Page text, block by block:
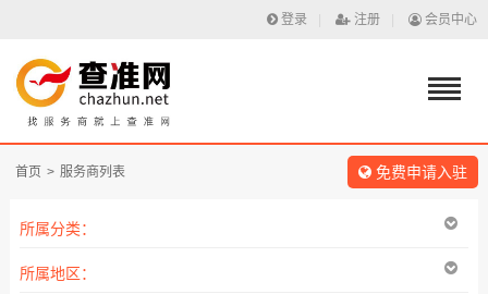
登录 注册 会员中心
首页 > 服务商列表 免费申请入驻
所属分类：
所属地区：